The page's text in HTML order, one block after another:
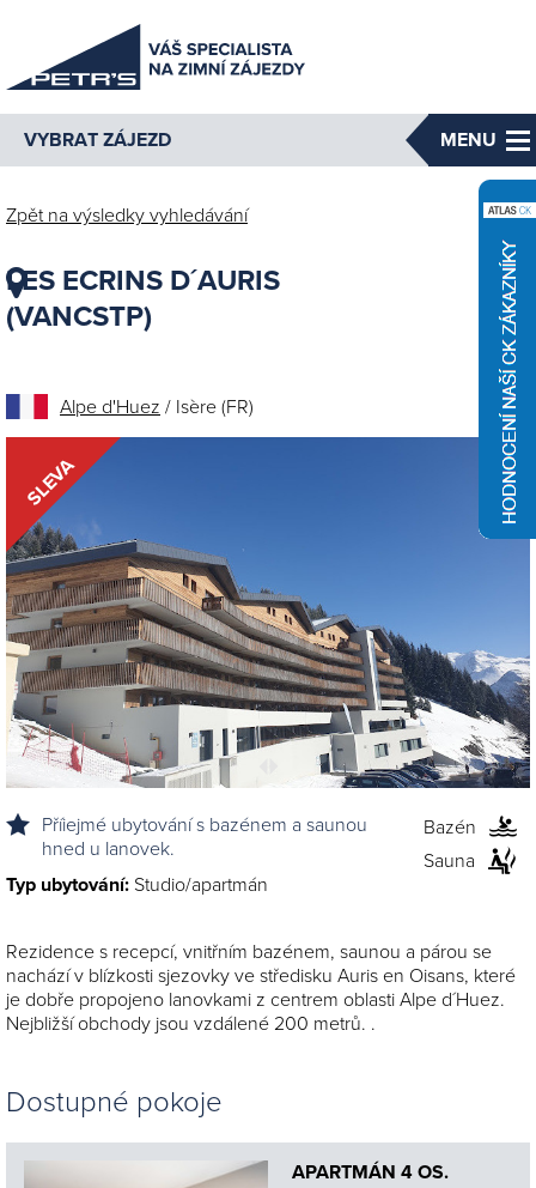
VYBRAT ZÁJEZD MENU
Zpět na výsledky vyhledávání
LES ECRINS D´AURIS
(VANCSTP)
Alpe d'Huez / Isère (FR)
SLEVA
Příiejmé ubytování s bazénem a saunou
hned u lanovek.
Typ ubytování: Studio/apartmán
Bazén
Sauna
Rezidence s recepcí, vnitřním bazénem, saunou a párou se
nachází v blízkosti sjezovky ve středisku Auris en Oisans, které
je dobře propojeno lanovkami z centrem oblasti Alpe d´Huez.
Nejbližší obchody jsou vzdálené 200 metrů. .
Dostupné pokoje
APARTMÁN 4 OS.